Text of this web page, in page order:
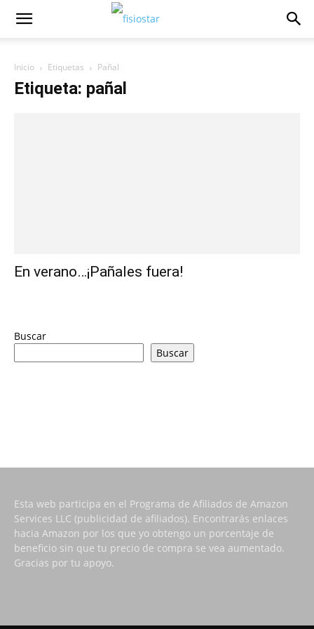
Inicio Etiquetas Pañal
Etiqueta: pañal
En verano…¡Pañales fuera!
Buscar
Buscar
Esta web participa en el Programa de Afiliados de Amazon
Services LLC (publicidad de afiliados). Encontrarás enlaces
hacia Amazon por los que yo obtengo un porcentaje de
beneficio sin que tu precio de compra se vea aumentado.
Gracias por tu apoyo.